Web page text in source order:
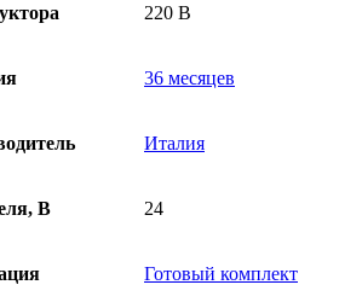
220 В
36 месяцев
Италия
В 24
Готовый комплект